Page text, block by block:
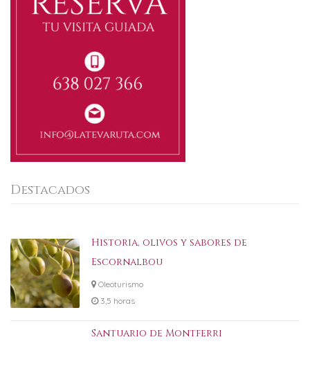
Destacados
Historia, olivos y sabores de
Escornalbou
Oleoturismo
3,5 horas
Santuario de Montferri